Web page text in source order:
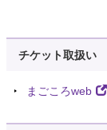
チケット取扱い
まごころweb